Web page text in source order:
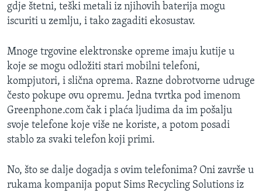
Learning English
PRATITE NAS
Jezici
gdje štetni, teški metali iz njihovih baterija mogu
iscuriti u zemlju, i tako zagaditi ekosustav.
Mnoge trgovine elektronske opreme imaju kutije u
koje se mogu odložiti stari mobilni telefoni,
kompjutori, i slična oprema. Razne dobrotvorne udruge
često pokupe ovu opremu. Jedna tvrtka pod imenom
Greenphone.com čak i plaća ljudima da im pošalju
svoje telefone koje više ne koriste, a potom posadi
stablo za svaki telefon koji primi.
No, što se dalje dogadja s ovim telefonima? Oni završe u
rukama kompanija poput Sims Recycling Solutions iz